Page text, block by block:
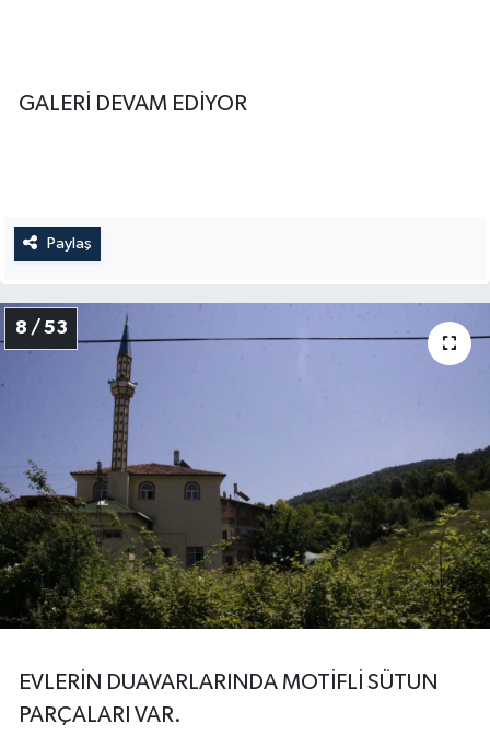
GALERİ DEVAM EDİYOR
Paylaş
8 / 53
EVLERİN DUAVARLARINDA MOTİFLİ SÜTUN
PARÇALARI VAR.